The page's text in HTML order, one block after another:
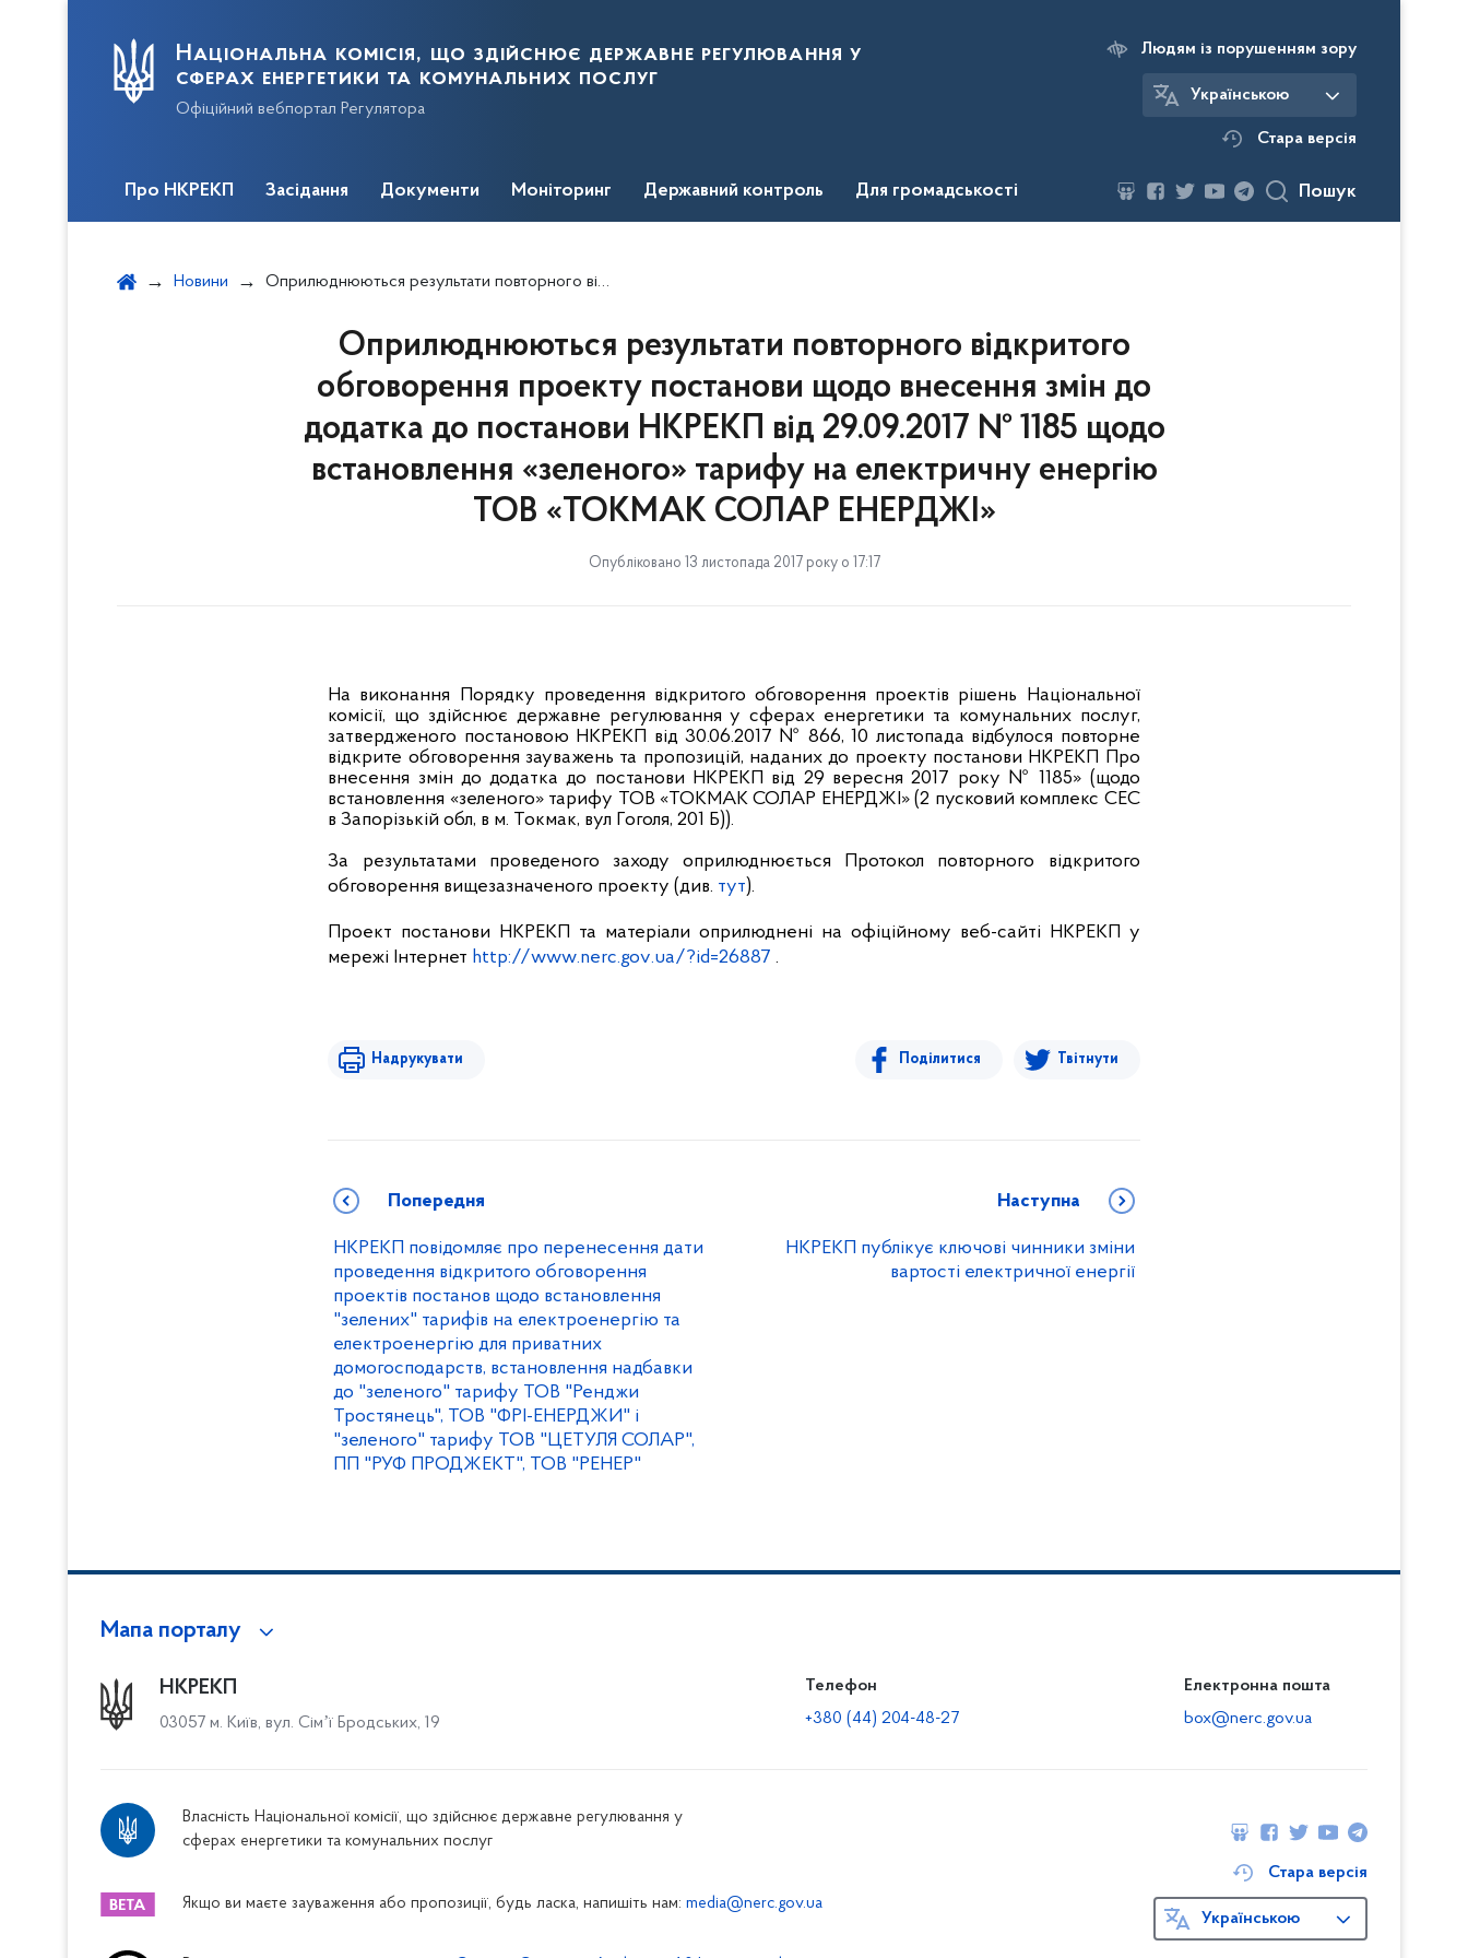
Національна комісія, що здійснює державне регулювання у
сферах енергетики та комунальних послуг
Офіційний вебпортал Регулятора
Людям із порушенням зору
Українською
Стара версія
Про НКРЕКП Засідання Документи Моніторинг Державний контроль Для громадськості Пошук
Новини Оприлюднюються результати повторного відкритого обговорення проекту постанови щодо внесення змін до додатка до постанови НКРЕКП від 29.09.2017 № 1185 щодо встановлення «зеленого» тарифу на електричну енергію ТОВ «ТОКМАК СОЛАР ЕНЕРДЖІ»
Оприлюднюються результати повторного відкритого
обговорення проекту постанови щодо внесення змін до
додатка до постанови НКРЕКП від 29.09.2017 № 1185 щодо
встановлення «зеленого» тарифу на електричну енергію
ТОВ «ТОКМАК СОЛАР ЕНЕРДЖІ»
Опубліковано 13 листопада 2017 року о 17:17
На виконання Порядку проведення відкритого обговорення проектів рішень Національної
комісії, що здійснює державне регулювання у сферах енергетики та комунальних послуг,
затвердженого постановою НКРЕКП від 30.06.2017 № 866, 10 листопада відбулося повторне
відкрите обговорення зауважень та пропозицій, наданих до проекту постанови НКРЕКП Про
внесення змін до додатка до постанови НКРЕКП від 29 вересня 2017 року № 1185» (щодо
встановлення «зеленого» тарифу ТОВ «ТОКМАК СОЛАР ЕНЕРДЖІ» (2 пусковий комплекс СЕС
в Запорізькій обл, в м. Токмак, вул Гоголя, 201 Б)).
За результатами проведеного заходу оприлюднюється Протокол повторного відкритого
обговорення вищезазначеного проекту (див. тут).
Проект постанови НКРЕКП та матеріали оприлюднені на офіційному веб-сайті НКРЕКП у
мережі Інтернет http://www.nerc.gov.ua/?id=26887 .
Надрукувати Поділитися Твітнути
Попередня
НКРЕКП повідомляє про перенесення дати
проведення відкритого обговорення
проектів постанов щодо встановлення
"зелених" тарифів на електроенергію та
електроенергію для приватних
домогосподарств, встановлення надбавки
до "зеленого" тарифу ТОВ "Ренджи
Тростянець", ТОВ "ФРІ-ЕНЕРДЖИ" і
"зеленого" тарифу ТОВ "ЦЕТУЛЯ СОЛАР",
ПП "РУФ ПРОДЖЕКТ", ТОВ "РЕНЕР"
Наступна
НКРЕКП публікує ключові чинники зміни
вартості електричної енергії
Мапа порталу
НКРЕКП
03057 м. Київ, вул. Сімʼї Бродських, 19
Телефон
+380 (44) 204-48-27
Електронна пошта
box@nerc.gov.ua
Власність Національної комісії, що здійснює державне регулювання у
сферах енергетики та комунальних послуг
Стара версія
Українською
Якщо ви маєте зауваження або пропозиції, будь ласка, напишіть нам: media@nerc.gov.ua